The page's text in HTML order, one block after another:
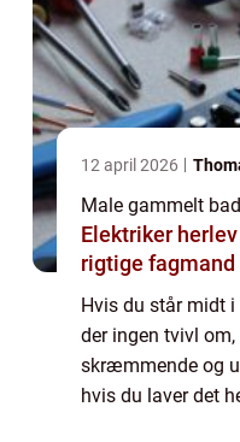
12 april 2026
Male gammelt
Elektriker herlev sådan vælger du den
rigtige
Hvis du står midt i
der ingen tvivl
skræmmende og
hvis du laver det